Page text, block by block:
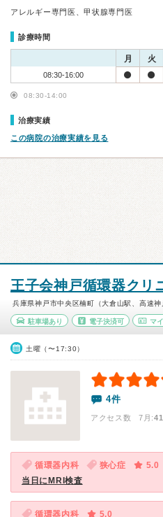
アレルギー専門医、甲状腺専門医
診療時間
月 火
08:30-16:00
08:30-14:00
治療実績
この病院の治療実績を見る
王子会神戸循環器クリ
兵庫県神戸市中央区楠町（大倉山駅、高速神
駐車場あり 電子決済可 マ
土曜（〜17:30）
4件
アクセス数 7月:
循環器内科 狭心症
5.0
当日にMRI検査
循環器内科 5.0